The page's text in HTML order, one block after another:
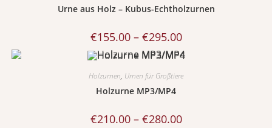
Urne aus Holz – Kubus-Echtholzurnen
€155.00 – €295.00
Holzurnen, Urnen für Großtiere
Holzurne MP3/MP4
€210.00 – €280.00